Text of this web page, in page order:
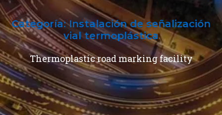
Categoría:Instalación de señalización
vial termoplástica
Thermoplastic road marking facility